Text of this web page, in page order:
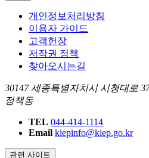
개인정보처리방침
이용자 가이드
고객헌장
저작권 정책
찾아오시는길
30147 세종특별자치시 시청대로
정책동
TEL 044-414-1114
Email kiepinfo@kiep.go.kr
관련 사이트